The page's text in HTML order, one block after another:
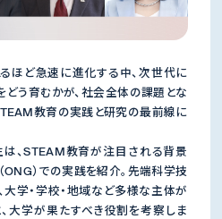
ほど急速に進化する中、次世代に
う育むかが、社会全体の課題とな
教育の実践と研究の最前線に
、STEAM教育が注目される背景
ONG）での実践を紹介。先端科学技
学・学校・地域など多様な主体が
大学が果たすべき役割を考察しま